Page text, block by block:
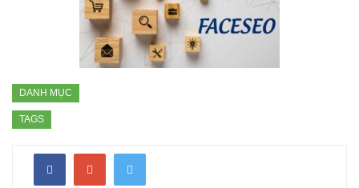
DANH MỤC
TAGS